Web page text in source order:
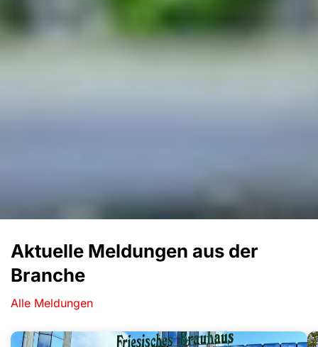
Aktuelle Meldungen aus der
Branche
Alle Meldungen